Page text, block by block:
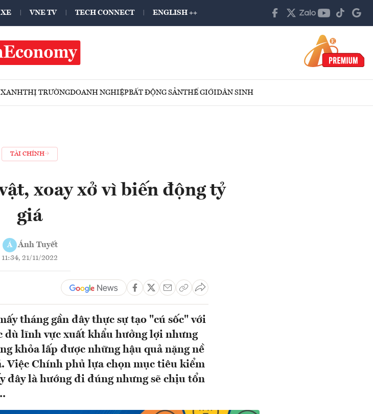
XE VNE TV TECH CONNECT ENGLISH ++
THỊ TRƯỜNGDOANH NGHIỆPBẤT ĐỘNG SẢNTHẾ GIỚIDÂN SINH
TÀI CHÍNH
xoay xở vì biến động tỷ
giá
Á Ánh Tuyết
11:34, 21/11/2022
tháng gần đây thực sự tạo "cú sốc" với
dù lĩnh vực xuất khẩu hưởng lợi nhưng
khỏa lấp được những hậu quả nặng nề
Việc Chính phủ lựa chọn mục tiêu kiểm
đây là hướng đi đúng nhưng sẽ chịu tổn